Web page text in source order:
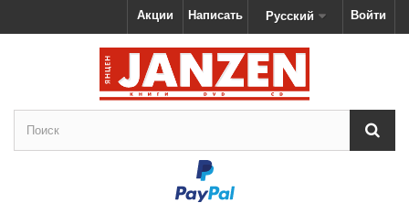
Войти
Русский
Написать
Акции